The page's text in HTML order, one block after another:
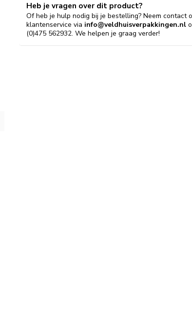
Heb je vragen over dit product?
Of heb je hulp nodig bij je bestelling? Neem contact
klantenservice via info@veldhuisverpakkingen.nl
(0)475 562932. We helpen je graag verder!